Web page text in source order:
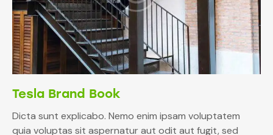
Tesla Brand Book
Dicta sunt explicabo. Nemo enim ipsam voluptatem
quia voluptas sit aspernatur aut odit aut fugit, sed